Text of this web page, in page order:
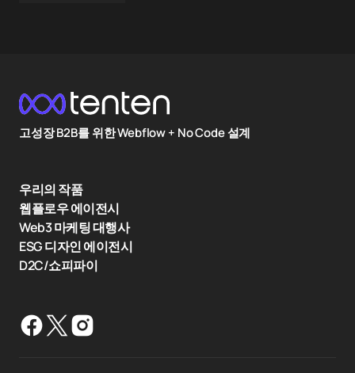
고성장 B2B를 위한 Webflow + No Code 설계
우리의 작품
웹플로우 에이전시
Web3 마케팅 대행사
ESG 디자인 에이전시
D2C/쇼피파이